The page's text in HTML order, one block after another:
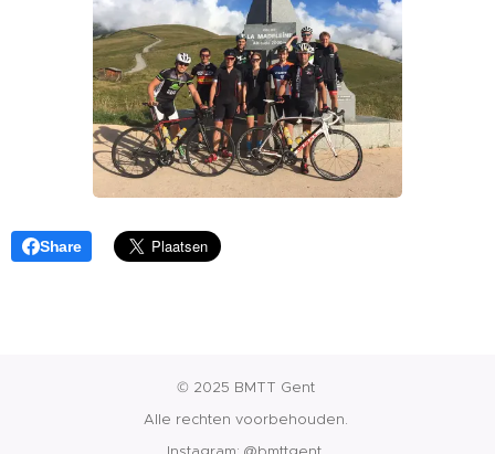
Share
© 2025 BMTT Gent
Alle rechten voorbehouden.